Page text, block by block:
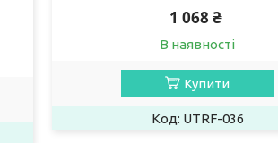
1 068 ₴
В наявності
Купити
UTRF-036